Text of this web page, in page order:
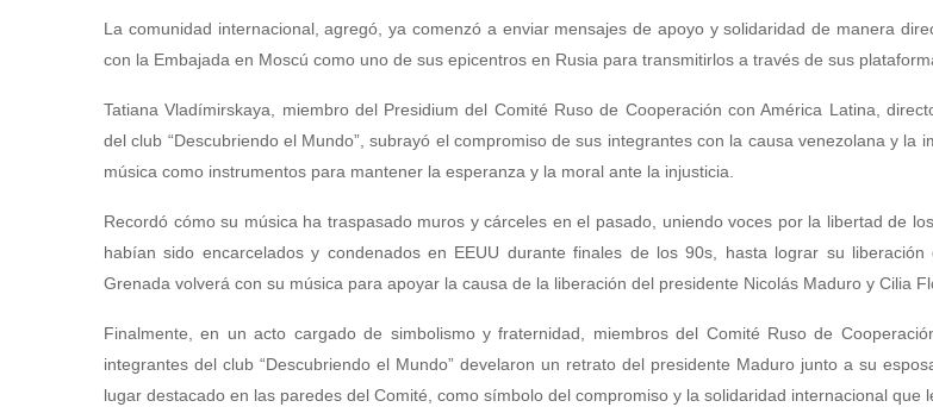
La comunidad internacional, agregó, ya comenzó a enviar mensajes de apoyo y solidaridad de manera
con la Embajada en Moscú como uno de sus epicentros en Rusia para transmitirlos a través de sus
Tatiana Vladímirskaya, miembro del Presidium del Comité Ruso de Cooperación con América Latina,
del club “Descubriendo el Mundo”, subrayó el compromiso de sus integrantes con la causa venezolana y la
música como instrumentos para mantener la esperanza y la moral ante la injusticia.
Recordó cómo su música ha traspasado muros y cárceles en el pasado, uniendo voces por la libertad de
habían sido encarcelados y condenados en EEUU durante finales de los 90s, hasta lograr su
Grenada volverá con su música para apoyar la causa de la liberación del presidente Nicolás Maduro y Cilia
Finalmente, en un acto cargado de simbolismo y fraternidad, miembros del Comité Ruso de
integrantes del club “Descubriendo el Mundo” develaron un retrato del presidente Maduro junto a su
lugar destacado en las paredes del Comité, como símbolo del compromiso y la solidaridad internacional que